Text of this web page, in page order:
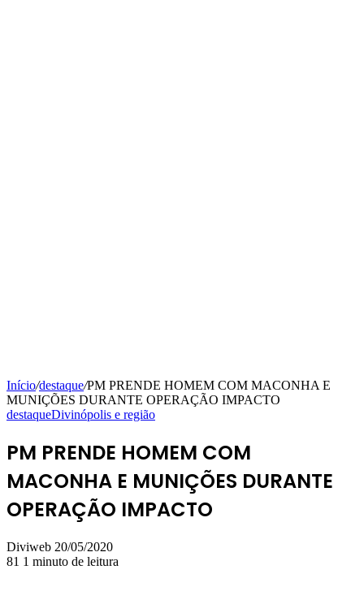
Início/destaque/PM PRENDE HOMEM COM MACONHA E
MUNIÇÕES DURANTE OPERAÇÃO IMPACTO
destaqueDivinópolis e região
PM PRENDE HOMEM COM
MACONHA E MUNIÇÕES DURANTE
OPERAÇÃO IMPACTO
Diviweb Mande
um
20/05/2020
81 1 minuto de leitura